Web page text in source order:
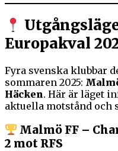
Europakval
Fyra svenska klubbar
sommaren 2025:
Häcken. Här är läget
aktuella motstånd och
Malmö FF –
2 mot RFS